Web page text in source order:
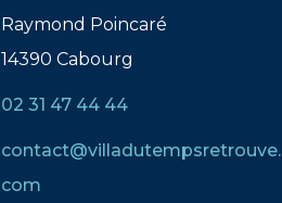
Raymond Poincaré
14390 Cabourg
02 31 47 44 44
contact@villadutempsretrouve.
com